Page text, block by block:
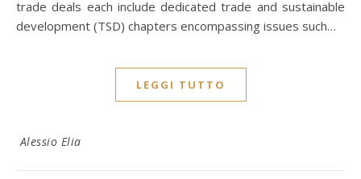
trade deals each include dedicated trade and sustainable
development (TSD) chapters encompassing issues such…
LEGGI TUTTO
Alessio Elia